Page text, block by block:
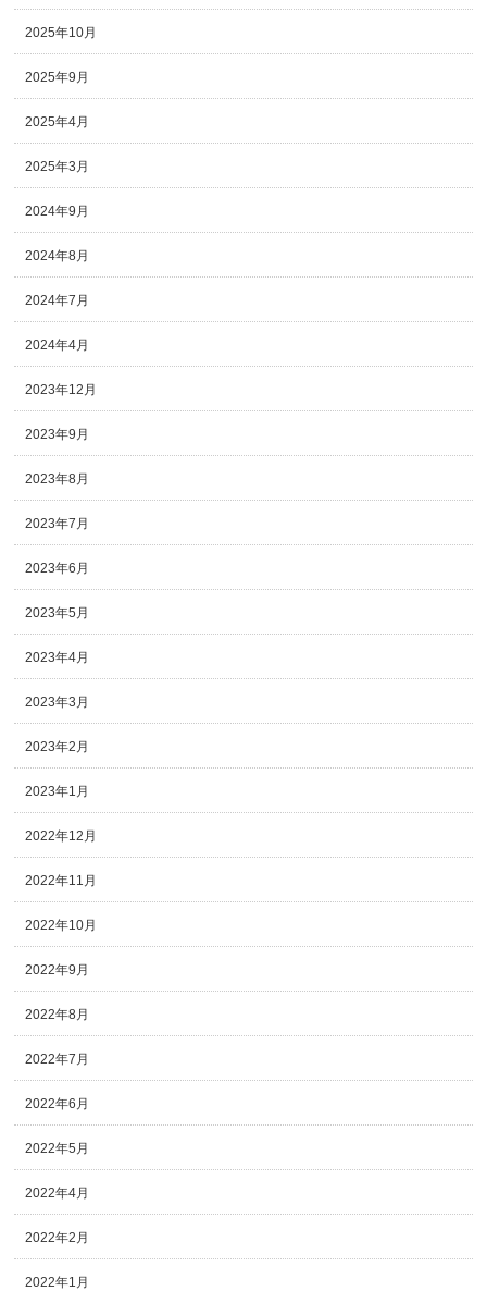
2025年10月
2025年9月
2025年4月
2025年3月
2024年9月
2024年8月
2024年7月
2024年4月
2023年12月
2023年9月
2023年8月
2023年7月
2023年6月
2023年5月
2023年4月
2023年3月
2023年2月
2023年1月
2022年12月
2022年11月
2022年10月
2022年9月
2022年8月
2022年7月
2022年6月
2022年5月
2022年4月
2022年2月
2022年1月